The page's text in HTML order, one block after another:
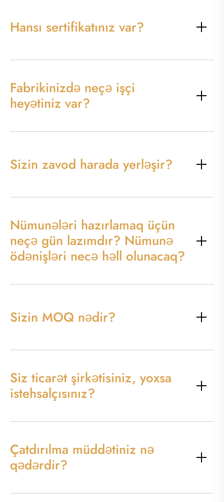
Hansı sertifikatınız var?
Fabrikinizdə neçə işçi
heyətiniz var?
Sizin zavod harada yerləşir?
Nümunələri hazırlamaq üçün
neçə gün lazımdır? Nümunə
ödənişləri necə həll olunacaq?
Sizin MOQ nədir?
Siz ticarət şirkətisiniz, yoxsa
istehsalçısınız?
Çatdırılma müddətiniz nə
qədərdir?